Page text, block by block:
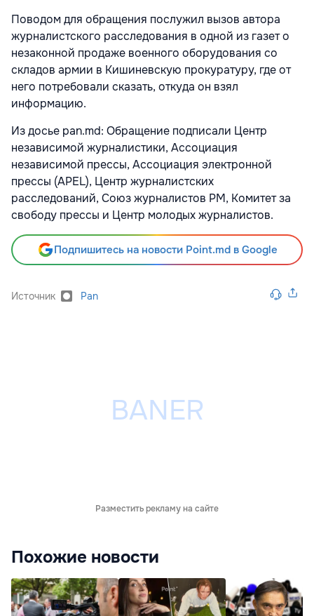
Поводом для обращения послужил вызов автора
журналистского расследования в одной из газет о
незаконной продаже военного оборудования со
складов армии в Кишиневскую прокуратуру, где от
него потребовали сказать, откуда он взял
информацию.
Из досье pan.md: Обращение подписали Центр
независимой журналистики, Ассоциация
независимой прессы, Ассоциация электронной
прессы (APEL), Центр журналистских
расследований, Союз журналистов РМ, Комитет за
свободу прессы и Центр молодых журналистов.
Подпишитесь на новости Point.md в Google
Источник Pan
Разместить рекламу на сайте
Похожие новости